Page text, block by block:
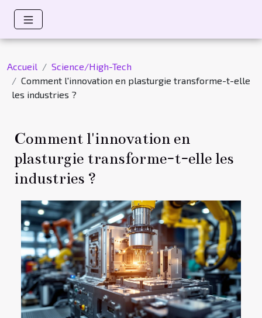
Accueil
Science/High-Tech
Comment l'innovation en plasturgie transforme-t-elle
les industries ?
Comment l'innovation en
plasturgie transforme-t-elle les
industries ?